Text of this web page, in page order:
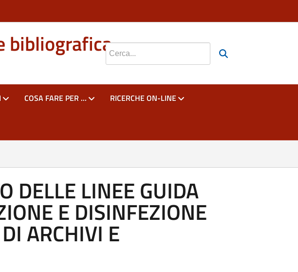
bibliografica
COSA FARE PER ... RICERCHE ON-LINE
DELLE LINEE GUIDA
E DISINFEZIONE
ARCHIVI E